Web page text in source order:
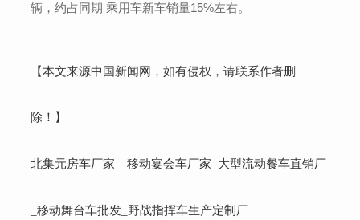
辆，约占同期 乘用车新车销量15%左右。
【本文来源中国新闻网，如有侵权，请联系作者删
除！】
北集元房车厂家—移动宴会车厂家 大型流动餐车直销厂
_移动舞台车批发 野战指挥车生产定制厂